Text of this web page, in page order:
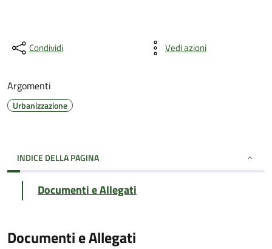
Condividi Vedi azioni
Argomenti
Urbanizzazione
INDICE DELLA PAGINA
Documenti e Allegati
Documenti e Allegati